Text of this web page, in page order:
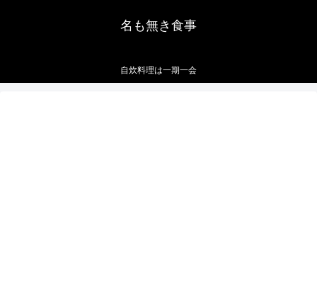
名も無き食事
自炊料理は一期一会